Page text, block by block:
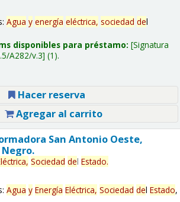
Agua y energía eléctrica, sociedad del
disponibles para préstamo: Signatura
A282/v.3 (1).
Hacer reserva
Agregar al carrito
San Antonio Oeste,
Sociedad del Estado.
Agua y Energía Eléctrica, Sociedad del Estado,